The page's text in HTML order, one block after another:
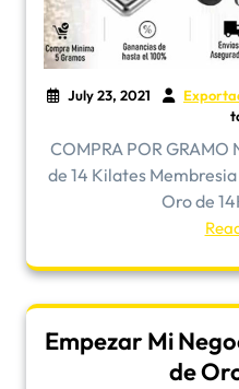
July 23, 2021
COMPRA POR GRAMO
de 14 Kilates
Oro de
Empezar Mi
de